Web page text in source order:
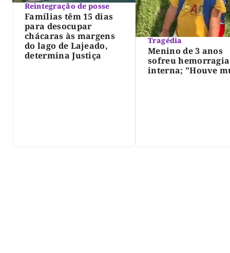
Reintegração de posse
Famílias têm 15 dias
para desocupar
chácaras às margens
do lago de Lajeado,
determina Justiça
Tragédia
Menino de 3 anos
sofreu hemorragia
interna; "Houve